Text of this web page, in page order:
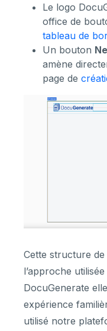
Le logo
office de
tableau de
Un bouton
amène
page de
Cette structure
l’approche
DocuGenerate
expérience
utilisé notre